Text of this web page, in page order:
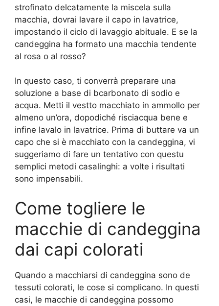
strofinato delcatamente la miscela sulla
macchia, dovrai lavare il capo in lavatrice,
impostando il ciclo di lavaggio abituale. E se la
candeggina ha formato una macchia tendente
al rosa o al rosso?
In questo caso, ti converrà preparare una
soluzione a base di bcarbonato di sodio e
acqua. Metti il vestto macchiato in ammollo per
almeno un’ora, dopodiché risciacqua bene e
infine lavalo in lavatrice. Prima di buttare va un
capo che si è macchiato con la candeggina, vi
suggeriamo di fare un tentativo con questu
semplici metodi casalinghi: a volte i risultati
sono impensabili.
Come togliere le
macchie di candeggina
dai capi colorati
Quando a macchiarsi di candeggina sono de
tessuti colorati, le cose si complicano. In questi
casi, le macchie di candeggina possomo